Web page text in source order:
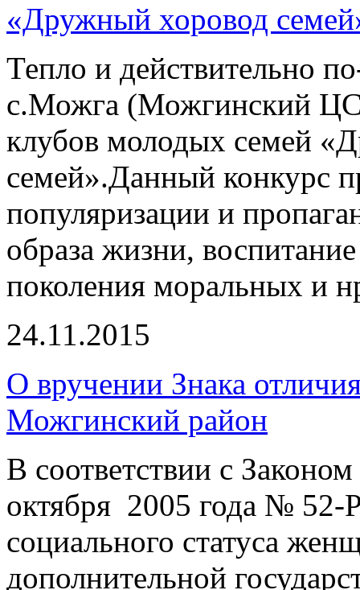
«Дружный хоровод
Тепло и действительно
с.Можга (Можгинский
клубов молодых семей
семей».Данный конкурс
популяризации и
образа жизни,
поколения моральных и
24.11.2015
О вручении Знака
Можгинский район
В соответствии с
октября 2005 года № 52-
социального статуса
дополнительной